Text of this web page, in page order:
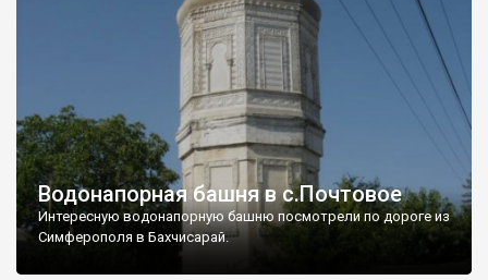
Водонапорная башня в с.Почтовое
Интересную водонапорную башню посмотрели по дороге из
Симферополя в Бахчисарай.